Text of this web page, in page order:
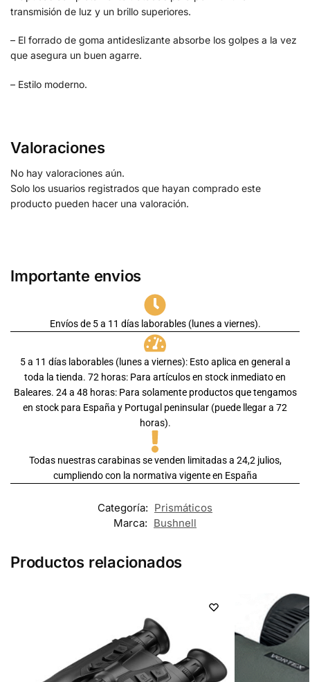
transmisión de luz y un brillo superiores.
– El forrado de goma antideslizante absorbe los golpes a la vez
que asegura un buen agarre.
– Estilo moderno.
Valoraciones
No hay valoraciones aún.
Solo los usuarios registrados que hayan comprado este
producto pueden hacer una valoración.
Importante envios
Envíos de 5 a 11 días laborables (lunes a viernes).
5 a 11 días laborables (lunes a viernes): Esto aplica en general a
toda la tienda. 72 horas: Para artículos en stock inmediato en
Baleares. 24 a 48 horas: Para solamente productos que tengamos
en stock para España y Portugal peninsular (puede llegar a 72
horas).
Todas nuestras carabinas se venden limitadas a 24,2 julios,
cumpliendo con la normativa vigente en España
Categoría: Prismáticos
Marca: Bushnell
Productos relacionados